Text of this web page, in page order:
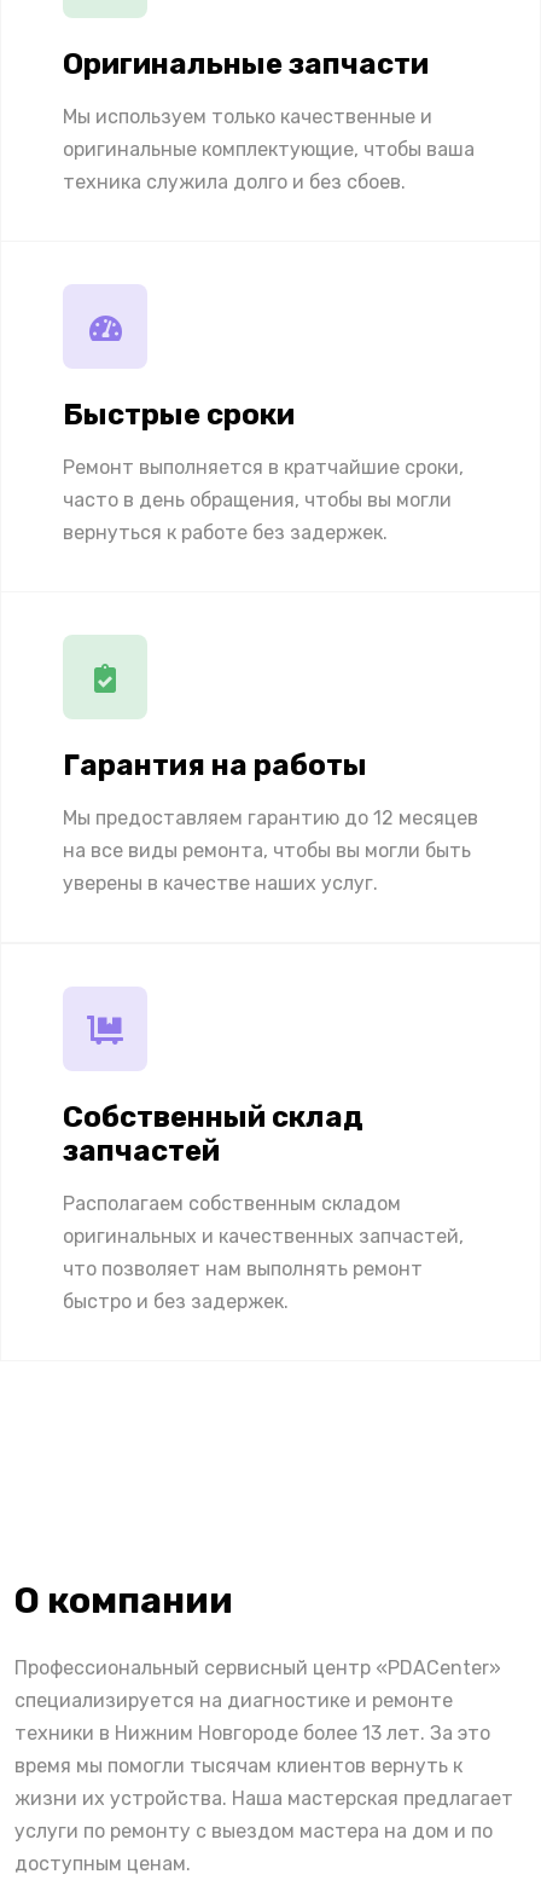
Оригинальные запчасти
Мы используем только качественные и
оригинальные комплектующие, чтобы ваша
техника служила долго и без сбоев.
Быстрые сроки
Ремонт выполняется в кратчайшие сроки,
часто в день обращения, чтобы вы могли
вернуться к работе без задержек.
Гарантия на работы
Мы предоставляем гарантию до 12 месяцев
на все виды ремонта, чтобы вы могли быть
уверены в качестве наших услуг.
Собственный склад
запчастей
Располагаем собственным складом
оригинальных и качественных запчастей,
что позволяет нам выполнять ремонт
быстро и без задержек.
О компании
Профессиональный сервисный центр «PDACenter»
специализируется на диагностике и ремонте
техники в Нижним Новгороде более 13 лет. За это
время мы помогли тысячам клиентов вернуть к
жизни их устройства. Наша мастерская предлагает
услуги по ремонту с выездом мастера на дом и по
доступным ценам.